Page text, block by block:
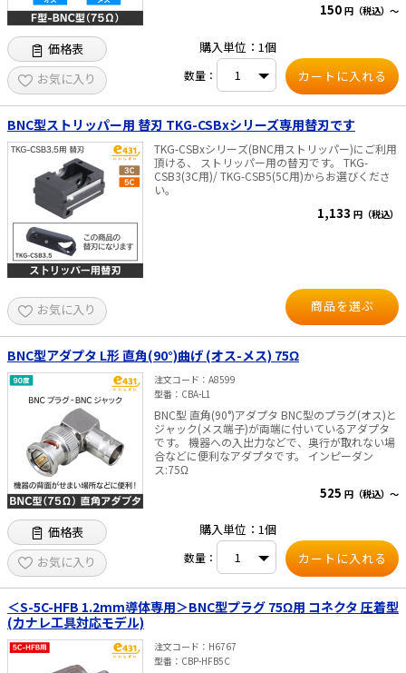
150 円（税込）～
価格表
お気に入り
購入単位：1個
数量：
BNC型ストリッパー用 替刃 TKG-CSBxシリーズ専用替刃です
TKG-CSBxシリーズ(BNC用ストリッパー)にご利用
頂ける、 ストリッパー用の替刃です。 TKG-
CSB3(3C用)/ TKG-CSB5(5C用)からお選びくださ
い。
1,133 円（税込）
お気に入り 商品を選ぶ
BNC型アダプタ L形 直角(90°)曲げ (オス-メス) 75Ω
注文コード
A8599
型番
CBA-L1
BNC型 直角(90°)アダプタ BNC型のプラグ(オス)と
ジャック(メス端子)が両端に付いているアダプタ
です。 機器への入出力などで、奥行が取れない場
合などに便利なアダプタです。 インピーダン
ス:75Ω
525 円（税込）～
価格表
お気に入り
購入単位：1個
数量：
＜S-5C-HFB 1.2mm導体専用＞BNC型プラグ 75Ω用 コネクタ 圧着型
(カナレ工具対応モデル)
注文コード
H6767
型番
CBP-HFB5C